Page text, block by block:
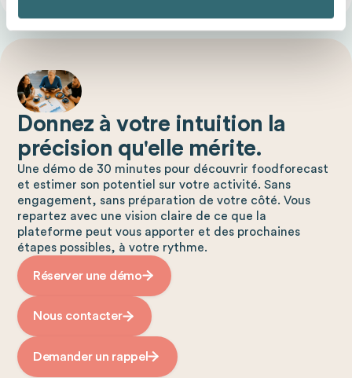
Donnez à votre intuition la
précision qu'elle mérite.
Une démo de 30 minutes pour découvrir foodforecast
et estimer son potentiel sur votre activité. Sans
engagement, sans préparation de votre côté. Vous
repartez avec une vision claire de ce que la
plateforme peut vous apporter et des prochaines
étapes possibles, à votre rythme.
Réserver une démo
Nous contacter
Demander un rappel